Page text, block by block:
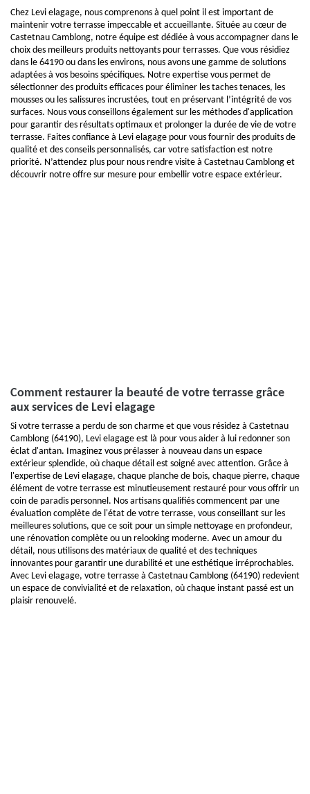
Chez Levi elagage, nous comprenons à quel point il est important de
maintenir votre terrasse impeccable et accueillante. Située au cœur de
Castetnau Camblong, notre équipe est dédiée à vous accompagner dans le
choix des meilleurs produits nettoyants pour terrasses. Que vous résidiez
dans le 64190 ou dans les environs, nous avons une gamme de solutions
adaptées à vos besoins spécifiques. Notre expertise vous permet de
sélectionner des produits efficaces pour éliminer les taches tenaces, les
mousses ou les salissures incrustées, tout en préservant l’intégrité de vos
surfaces. Nous vous conseillons également sur les méthodes d'application
pour garantir des résultats optimaux et prolonger la durée de vie de votre
terrasse. Faites confiance à Levi elagage pour vous fournir des produits de
qualité et des conseils personnalisés, car votre satisfaction est notre
priorité. N’attendez plus pour nous rendre visite à Castetnau Camblong et
découvrir notre offre sur mesure pour embellir votre espace extérieur.
Comment restaurer la beauté de votre terrasse grâce
aux services de Levi elagage
Si votre terrasse a perdu de son charme et que vous résidez à Castetnau
Camblong (64190), Levi elagage est là pour vous aider à lui redonner son
éclat d'antan. Imaginez vous prélasser à nouveau dans un espace
extérieur splendide, où chaque détail est soigné avec attention. Grâce à
l'expertise de Levi elagage, chaque planche de bois, chaque pierre, chaque
élément de votre terrasse est minutieusement restauré pour vous offrir un
coin de paradis personnel. Nos artisans qualifiés commencent par une
évaluation complète de l'état de votre terrasse, vous conseillant sur les
meilleures solutions, que ce soit pour un simple nettoyage en profondeur,
une rénovation complète ou un relooking moderne. Avec un amour du
détail, nous utilisons des matériaux de qualité et des techniques
innovantes pour garantir une durabilité et une esthétique irréprochables.
Avec Levi elagage, votre terrasse à Castetnau Camblong (64190) redevient
un espace de convivialité et de relaxation, où chaque instant passé est un
plaisir renouvelé.